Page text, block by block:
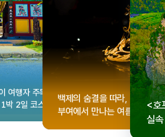
여행자 주목🚶
박 2일 코스
백제의 숨결을 따라,
부여에서 만나는 여름
<호
실